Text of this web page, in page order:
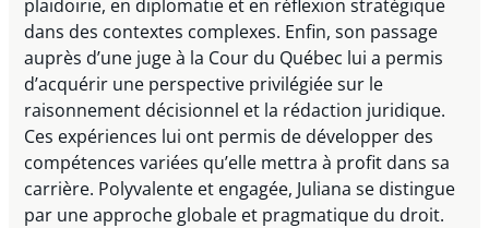
plaidoirie, en diplomatie et en réflexion stratégique
dans des contextes complexes. Enfin, son passage
auprès d’une juge à la Cour du Québec lui a permis
d’acquérir une perspective privilégiée sur le
raisonnement décisionnel et la rédaction juridique.
Ces expériences lui ont permis de développer des
compétences variées qu’elle mettra à profit dans sa
carrière. Polyvalente et engagée, Juliana se distingue
par une approche globale et pragmatique du droit.